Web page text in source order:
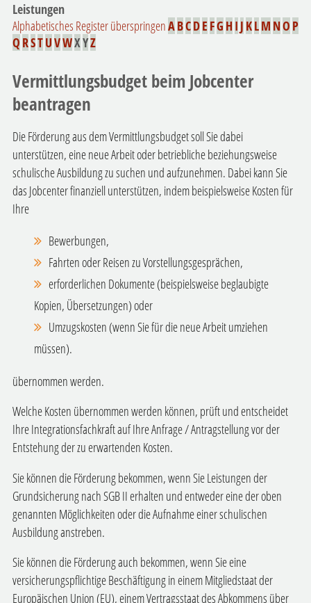
Leistungen
Alphabetisches Register überspringenABCDE FG H I J KLM NO P
Q RSTUVWXYZ
Vermittlungsbudget beim Jobcenter
beantragen
Die Förderung aus dem Vermittlungsbudget soll Sie dabei
unterstützen, eine neue Arbeit oder betriebliche beziehungsweise
schulische Ausbildung zu suchen und aufzunehmen. Dabei kann Sie
das Jobcenter finanziell unterstützen, indem beispielsweise Kosten für
Ihre
Bewerbungen,
Fahrten oder Reisen zu Vorstellungsgesprächen,
erforderlichen Dokumente (beispielsweise beglaubigte
Kopien, Übersetzungen) oder
Umzugskosten (wenn Sie für die neue Arbeit umziehen
müssen).
übernommen werden.
Welche Kosten übernommen werden können, prüft und entscheidet
Ihre Integrationsfachkraft auf Ihre Anfrage / Antragstellung vor der
Entstehung der zu erwartenden Kosten.
Sie können die Förderung bekommen, wenn Sie Leistungen der
Grundsicherung nach SGB II erhalten und entweder eine der oben
genannten Möglichkeiten oder die Aufnahme einer schulischen
Ausbildung anstreben.
Sie können die Förderung auch bekommen, wenn Sie eine
versicherungspflichtige Beschäftigung in einem Mitgliedstaat der
Europäischen Union (EU), einem Vertragsstaat des Abkommens über